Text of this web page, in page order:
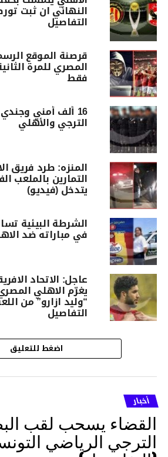
النهائي ان ثبت
التفاصيل
قرصنة الموقع
فقط
16 ألف أمني
الترجي والأھلي
المنزه: طرد فريق
التمارين بالملعب
يتدخل (فيديو)
الشرطة البيئية
في مباراته ضد
عاجل: الاتحاد
يغرّم الاهلي
“وليد ازارو” من
التفاصيل
اضغط للتعليق
أخبار
القضاء يسحب لقب
الترجي الرياضي